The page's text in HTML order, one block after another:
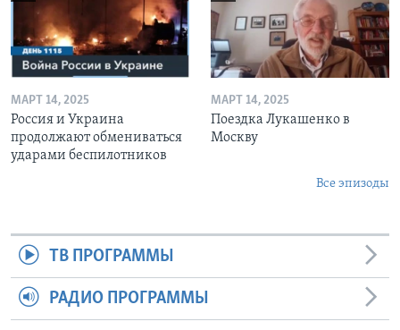
МАРТ 14, 2025
Россия и Украина
продолжают обмениваться
ударами беспилотников
МАРТ 14, 2025
Поездка Лукашенко в
Москву
Все эпизоды
ТВ ПРОГРАММЫ
РАДИО ПРОГРАММЫ